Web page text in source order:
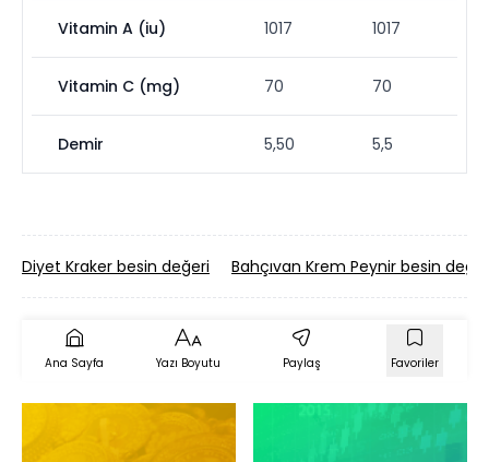
Vitamin A (iu) 1017 1017
Vitamin C (mg) 70 70
Demir 5,50 5,5
Diyet Kraker besin değeri Bahçıvan Krem Peynir besin
Ana Sayfa Yazı Boyutu Paylaş Favoriler